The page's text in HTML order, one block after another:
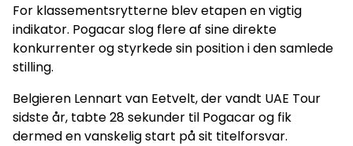
For klassementsrytterne blev etapen en vigtig
indikator. Pogacar slog flere af sine direkte
konkurrenter og styrkede sin position i den samlede
stilling.
Belgieren Lennart van Eetvelt, der vandt UAE Tour
sidste år, tabte 28 sekunder til Pogacar og fik
dermed en vanskelig start på sit titelforsvar.